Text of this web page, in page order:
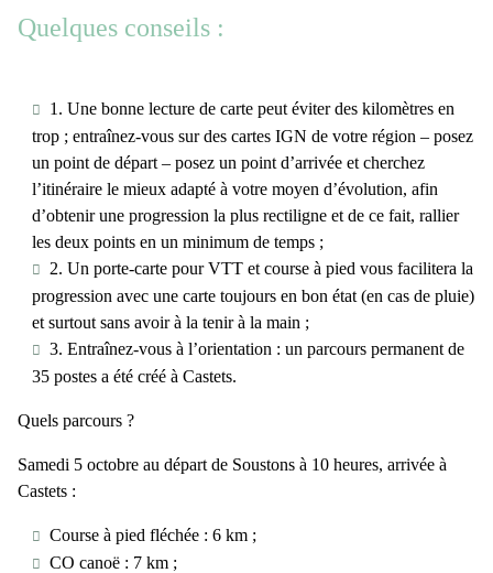
Quelques conseils :
1. Une bonne lecture de carte peut éviter des kilomètres en
trop ; entraînez-vous sur des cartes IGN de votre région – posez
un point de départ – posez un point d’arrivée et cherchez
l’itinéraire le mieux adapté à votre moyen d’évolution, afin
d’obtenir une progression la plus rectiligne et de ce fait, rallier
les deux points en un minimum de temps ;
2. Un porte-carte pour VTT et course à pied vous facilitera la
progression avec une carte toujours en bon état (en cas de pluie)
et surtout sans avoir à la tenir à la main ;
3. Entraînez-vous à l’orientation : un parcours permanent de
35 postes a été créé à Castets.
Quels parcours ?
Samedi 5 octobre au départ de Soustons à 10 heures, arrivée à
Castets :
Course à pied fléchée : 6 km ;
CO canoë : 7 km ;